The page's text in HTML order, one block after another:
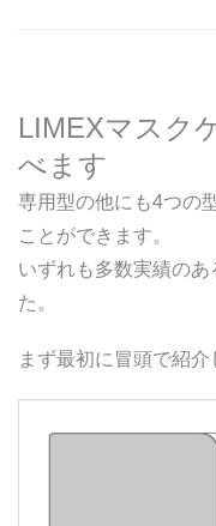
LIMEXマスク
べます
専用型の他にも4つの
ことができます。
いずれも多数実績の
た。
まず最初に冒頭で紹介